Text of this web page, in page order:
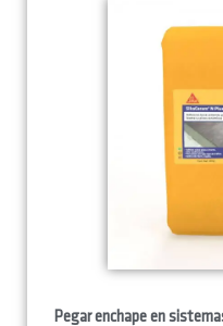
Pegar enchape en